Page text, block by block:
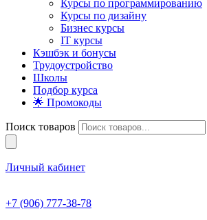
Курсы по программированию
Курсы по дизайну
Бизнес курсы
IT курсы
Кэшбэк и бонусы
Трудоустройство
Школы
Подбор курса
🌟 Промокоды
Поиск товаров
Личный кабинет
+7 (906) 777-38-78